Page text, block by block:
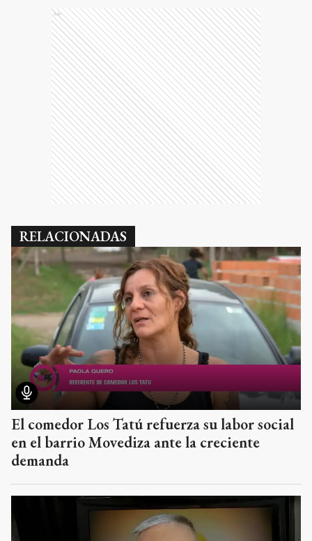
Ads
RELACIONADAS
El comedor Los Tatú refuerza su labor social
en el barrio Movediza ante la creciente
demanda